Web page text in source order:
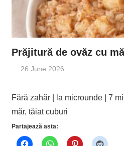
Prăjitură de ovăz cu
26 June 2026
Fără zahăr | la microunde | 7
măr, tăiat cuburi
Partajează asta: